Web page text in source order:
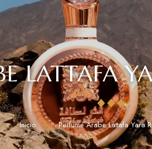
LATTAFA
Inicio Perfume Árabe Lattafa Yara